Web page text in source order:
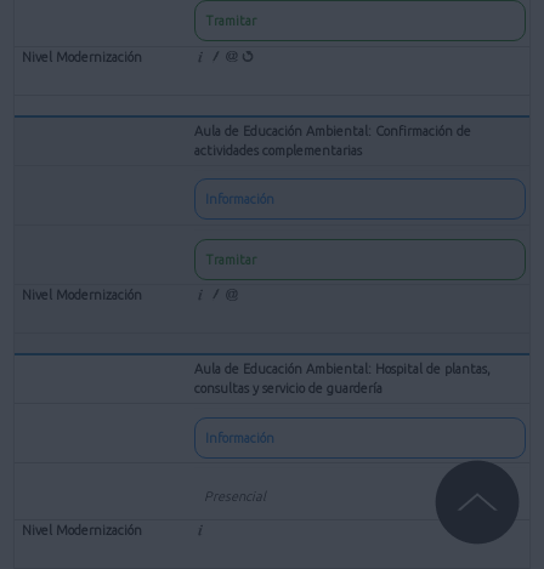
Tramitar
Aula de Educación Ambiental: Confirmación de
actividades complementarias
Información
Tramitar
Aula de Educación Ambiental: Hospital de plantas,
consultas y servicio de guardería
Información
Presencial